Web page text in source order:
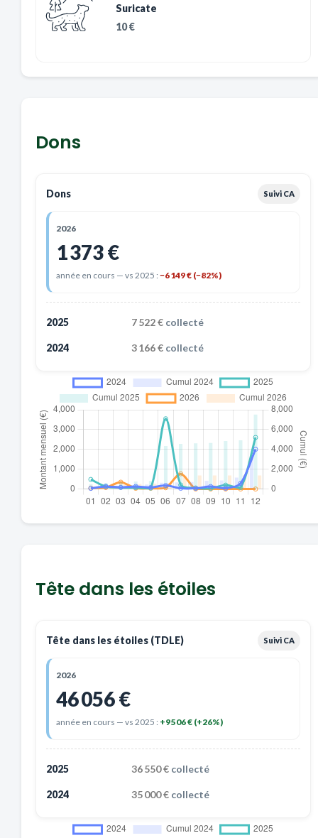
Suricate
10 €
Dons
Dons Suivi CA
2026
1 373 €
année en cours — vs 2025 : −6 149 € (−82%)
2025 7 522 € collecté
2024 3 166 € collecté
Tête dans les étoiles
Tête dans les étoiles (TDLE) Suivi CA
2026
46 056 €
année en cours — vs 2025 : +9 506 € (+26%)
2025 36 550 € collecté
2024 35 000 € collecté